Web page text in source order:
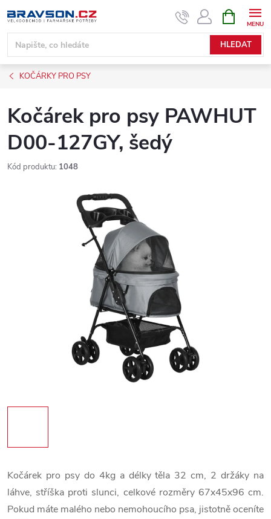
na
obsah
HLEDAT
NÁKUPNÍ
KOŠÍK
KOČÁRKY PRO PSY
Kočárek pro psy PAWHUT
D00-127GY, šedý
Kód produktu: 1048
Kočárek pro psy do 4kg a délky těla 32 cm, 2 držáky na
láhve, stříška proti slunci, celkové rozměry 67x45x96 cm.
Pokud máte malého nebo nemohoucího psa, jistotně oceníte